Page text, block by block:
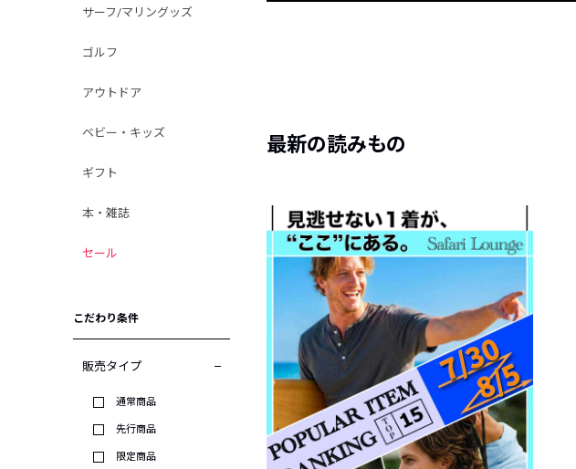
サーフ/マリングッズ
ゴルフ
アウトドア
ベビー・キッズ
ギフト
本・雑誌
セール
こだわり条件
販売タイプ
通常商品
先行商品
限定商品
最新の読みもの